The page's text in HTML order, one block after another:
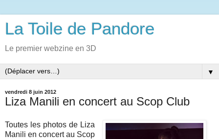
La Toile de Pandore
Le premier webzine en 3D
▼
vendredi 8 juin 2012
Liza Manili en concert au Scop Club
Toutes les photos de Liza
Manili en concert au Scop